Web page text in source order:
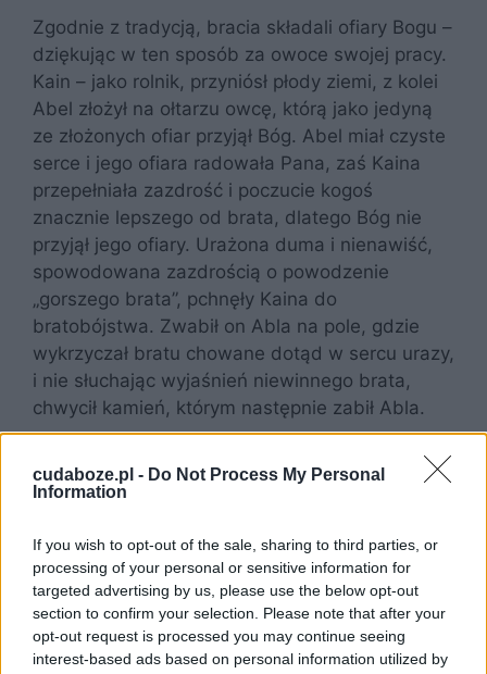
cudaboze.pl - Do Not Process My Personal
Information
If you wish to opt-out of the sale, sharing to third parties, or
processing of your personal or sensitive information for
targeted advertising by us, please use the below opt-out
section to confirm your selection. Please note that after your
opt-out request is processed you may continue seeing
interest-based ads based on personal information utilized by
Zgodnie z tradycją, bracia składali ofiary Bogu –
dziękując w ten sposób za owoce swojej pracy.
Kain – jako rolnik, przyniósł płody ziemi, z kolei
Abel złożył na ołtarzu owcę, którą jako jedyną
ze złożonych ofiar przyjął Bóg. Abel miał czyste
serce i jego ofiara radowała Pana, zaś Kaina
przepełniała zazdrość i poczucie kogoś
znacznie lepszego od brata, dlatego Bóg nie
przyjął jego ofiary. Urażona duma i nienawiść,
spowodowana zazdrością o powodzenie
„gorszego brata”, pchnęły Kaina do
bratobójstwa. Zwabił on Abla na pole, gdzie
wykrzyczał bratu chowane dotąd w sercu urazy,
i nie słuchając wyjaśnień niewinnego brata,
chwycił kamień, którym następnie zabił Abla.
Po zabójstwie Bóg zapytał Kaina o brata,
chociaż doskonale wiedział co się z nim stało.
stróżem brata mego?” (Rdz 4,9). Pan Bóg rzekł
więc do niego: „Nie będziesz uprawiał swej roli.
Na Twoim polu już nic nie wyrośnie. Staniesz
się tułaczem na ziemi”. Kain nie wyparł się
swojego czynu i oskarżył Boga, że ten nie